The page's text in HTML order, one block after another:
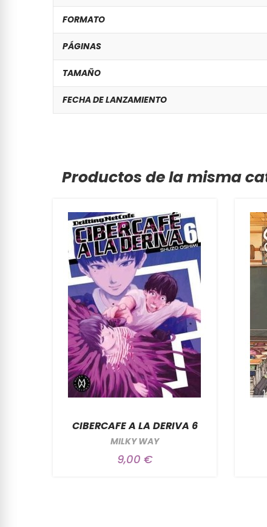
FORMATO
PÁGINAS
TAMAÑO
FECHA DE LANZAMIENTO
Productos de la misma
CIBERCAFE A LA DERIVA 6
MILKY WAY
9,00 €